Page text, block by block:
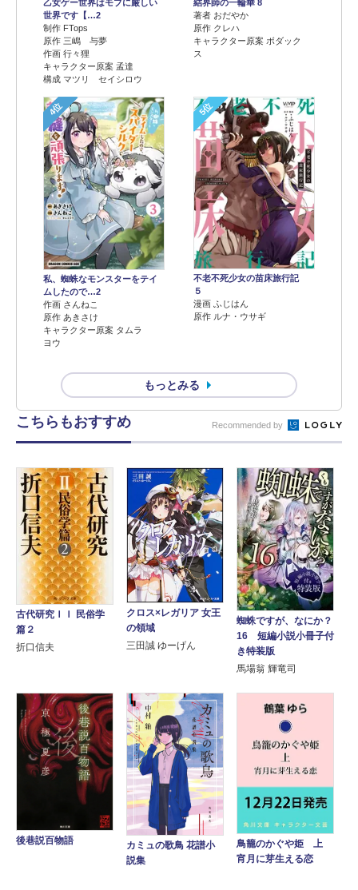
乙女ゲー世界はモブに厳しい
世界です【…2
制作 FTops
原作 三嶋 与夢
作画 行々狸
キャラクター原案 孟達
構成 マツリ セイシロウ
結界師の一輪華 8
著者 おだやか
原作 クレハ
キャラクター原案 ボダック
ス
4位
私、蜘蛛なモンスターをテイ
ムしたので…2
作画 さんねこ
原作 あきさけ
キャラクター原案 タムラ
ヨウ
5位
不老不死少女の苗床旅行記
５
漫画 ふじはん
原作 ルナ・ウサギ
もっとみる
こちらもおすすめ Recommended by
古代研究ＩＩ 民俗学
篇２
折口信夫
クロス×レガリア 女王
の領域
三田誠 ゆーげん
蜘蛛ですが、なにか？
16 短編小説小冊子付
き特装版
馬場翁 輝竜司
後巷説百物語
カミュの歌鳥 花譜小
説集
鳥籠のかぐや姫 上
宵月に芽生える恋